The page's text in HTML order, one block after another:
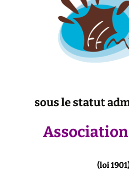
sous le statut
(loi